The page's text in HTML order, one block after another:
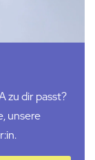
zu dir passt?
unsere